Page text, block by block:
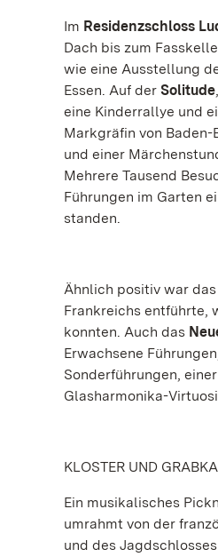
Im Residenzschloss
Dach bis zum
wie eine Ausstellung
Essen. Auf der Solitude
eine Kinderrallye und
Markgräfin von
und einer
Mehrere Tausend
Führungen im Garten
standen.
Ähnlich positiv war das
Frankreichs entführte,
konnten. Auch das
Erwachsene
Sonderführungen,
Glasharmonika-
KLOSTER UND
Ein musikalisches
umrahmt von der
und des